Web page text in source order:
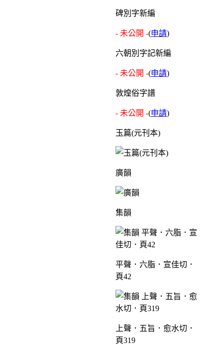
碑別字新編
- 未公開 -(申請)
六朝別字記新編
- 未公開 -(申請)
敦煌俗字譜
- 未公開 -(申請)
玉篇(元刊本)
廣韻
集韻
平聲．六脂．宣佳切．
頁42
上聲．五旨．愈水切．
頁319